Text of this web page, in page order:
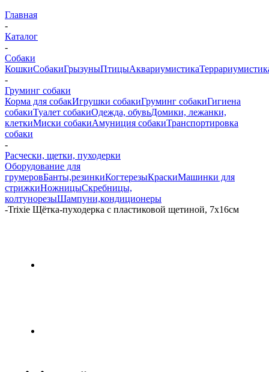
Главная
-
Каталог
-
Собаки
КошкиСобакиГрызуныПтицыАквариумистика
-
Груминг собаки
Корма для собакИгрушки собакиГруминг собакиГигиена
собакиТуалет собакиОдежда, обувьДомики, лежанки,
клеткиМиски собакиАмуниция собакиТранспортировка
собаки
-
Расчески, щетки, пуходерки
Оборудование для
грумеровБанты,резинкиКогтерезыКраскиМашинки для
стрижкиНожницыСкребницы,
колтунорезыШампуни,кондиционеры
-Trixie Щётка-пуходерка с пластиковой щетиной, 7х16см